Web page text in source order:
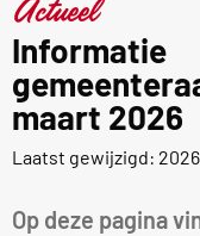
Actueel
Informatie
maart 2026
Laatst gewijzigd:
Op deze pagina